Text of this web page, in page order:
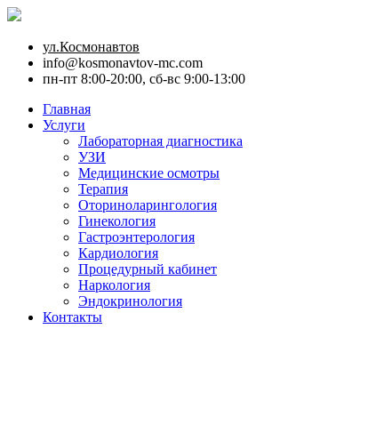
ул.Космонавтов
info@kosmonavtov-mc.com
пн-пт 8:00-20:00, сб-вс 9:00-13:00
Главная
Услуги
Лабораторная диагностика
УЗИ
Медицинские осмотры
Терапия
Оториноларингология
Гинекология
Гастроэнтерология
Кардиология
Процедурный кабинет
Наркология
Эндокринология
Контакты